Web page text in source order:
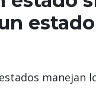
manejan